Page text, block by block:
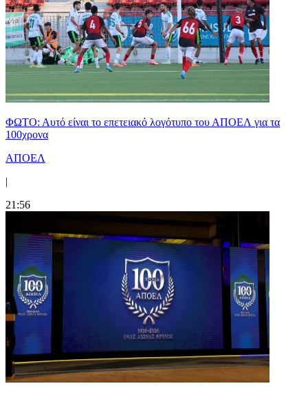
ΦΩΤΟ: Αυτό είναι το επετειακό λογότυπο του ΑΠΟΕΛ για τα
100χρονα
ΑΠΟΕΛ
|
21:56